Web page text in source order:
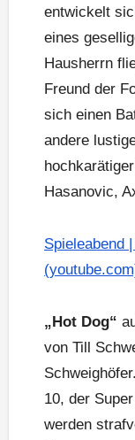
entwickelt
eines
Hausherrn
Freund der
sich einen
andere
Hasanovic,
Spieleabend
„Hot Dog“
von Till
10, der
werden